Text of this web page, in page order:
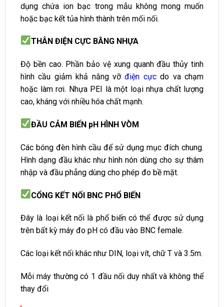
dụng chứa ion bạc trong mẫu không mong muốn
hoặc bạc kết tủa hình thành trên mối nối.
THÂN ĐIỆN CỰC BẰNG NHỰA
Độ bền cao. Phần bảo vệ xung quanh đầu thủy tinh
hình cầu giảm khả năng vỡđiện cựcdo va chạm
hoặc làm rơi. Nhựa PEI là một loại nhựa chất lượng
cao, kháng với nhiều hóa chất mạnh.
ĐẦU CẢM BIẾN pH HÌNH VÒM
Các bóng đèn hình cầu để sử dụng mục đích chung.
Hình dạng đầu khác như hình nón dùng cho sự thâm
nhập và đầu phẳng dùng cho phép đo bề mặt.
CỔNG KẾT NỐI BNC PHỔ BIẾN
Đây là loại kết nối là phổ biến có thể được sử dụng
trên bất kỳ máy đo pH có đầu vào BNC female.
Các loại kết nối khác như DIN, loại vít, chữ T và 3.5m.
Mỗi máy thường có 1 đầu nối duy nhất và không thể
thay đổi